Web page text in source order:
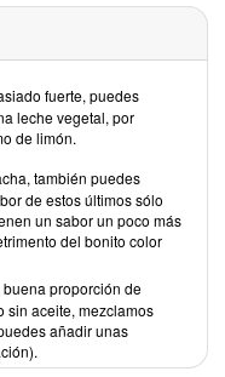
fuerte, puedes
leche vegetal, por
de limón.
también puedes
de estos últimos sólo
un sabor un poco más
del bonito color
proporción de
sin aceite, mezclamos
añadir unas